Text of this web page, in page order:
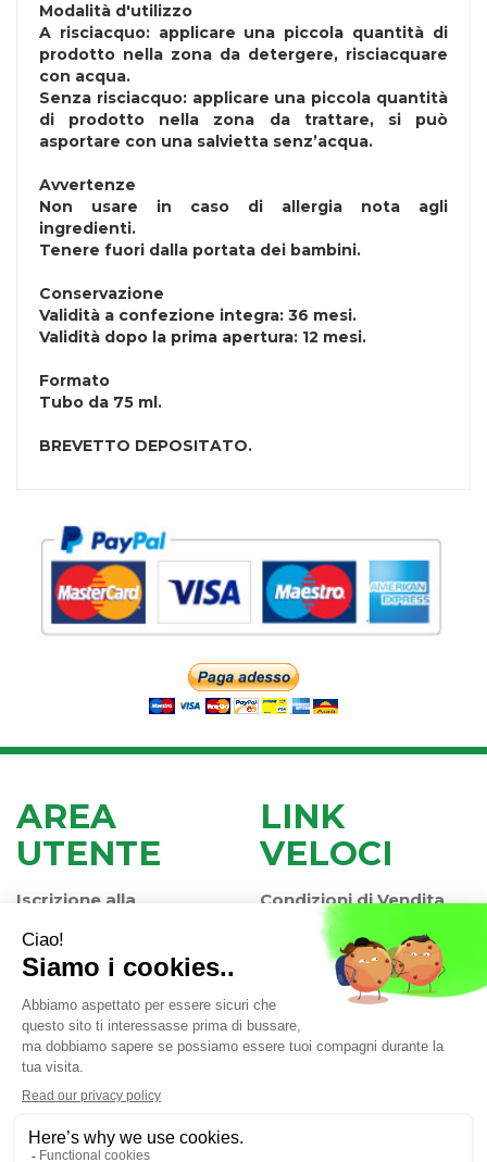
Modalità d'utilizzo
A risciacquo: applicare una piccola quantità di
prodotto nella zona da detergere, risciacquare
con acqua.
Senza risciacquo: applicare una piccola quantità
di prodotto nella zona da trattare, si può
asportare con una salvietta senz’acqua.
Avvertenze
Non usare in caso di allergia nota agli
ingredienti.
Tenere fuori dalla portata dei bambini.
Conservazione
Validità a confezione integra: 36 mesi.
Validità dopo la prima apertura: 12 mesi.
Formato
Tubo da 75 ml.
BREVETTO DEPOSITATO.
AREA
UTENTE
Iscrizione alla
Newsletter
Contatti
Informativa Privacy
LINK
VELOCI
Condizioni di Vendita
Modalità di Pagamento
Modalità di Spedizione
e Ritiro
Valli di Chioggia (VE)